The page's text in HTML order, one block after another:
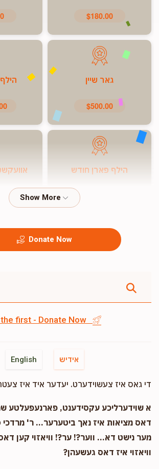
$180.00
גאר שיין
$500.00
הילף פארן חודש
Donate Now
first - Donate Now
English אידיש
די גאס איז צעשוידערט. יעדער איד איז
א שוידערליכע עקסידענט, פארנעפעלטע
דאס מציאות איז נאך ביטערער... ר' מרדכי
מער נישט דא... ווער?! ער?! וויאזוי קען דאס
וויאזוי איז דאס געשעהן?